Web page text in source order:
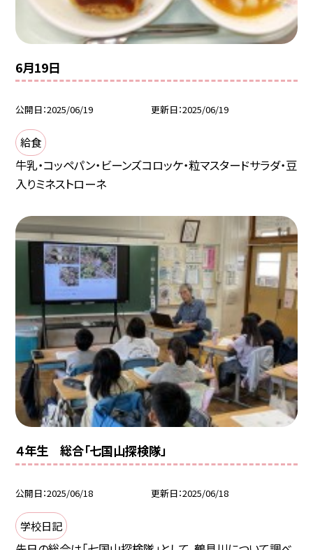
6月19日
公開日 2025/06/19 更新日 2025/06/19
給食
牛乳・コッペパン・ビーンズコロッケ・粒マスタードサラダ・豆
入りミネストローネ
４年生 総合「七国山探検隊」
公開日 2025/06/18 更新日 2025/06/18
学校日記